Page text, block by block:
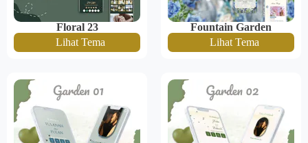
Floral 23
Lihat Tema
Fountain Garden
Lihat Tema